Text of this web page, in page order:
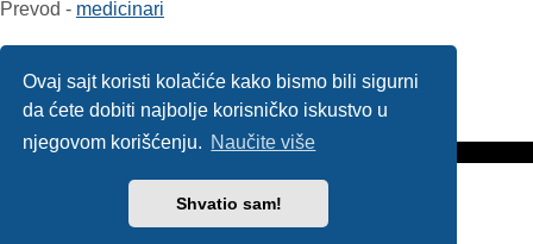
Ovaj sajt koristi kolačiće kako bismo bili sigurni
da ćete dobiti najbolje korisničko iskustvo u
njegovom korišćenju. Naučite više
Shvatio sam!
Prevod - medicinari
phpBB SiteMaker
Privatnost |Uslovi